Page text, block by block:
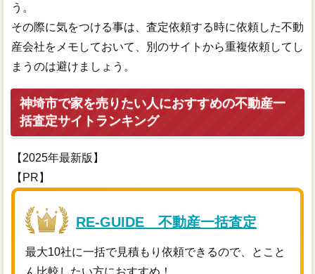
う。
その際に気をつける事は、査定依頼する時に依頼した不動
産会社をメモしておいて、別のサイトから重複依頼してし
まうのは避けましょう。
神埼市で家を売りたい人におすすめの不動産一
括査定サイトランキング
【2025年最新版】
【PR】
RE-GUIDE 不動産一括査定
最大10社に一括で見積もり依頼できるので、とこと
ん比較したい方におすすめ！